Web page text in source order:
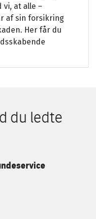
vi, at alle –
af sin forsikring
Her får du
du ledte